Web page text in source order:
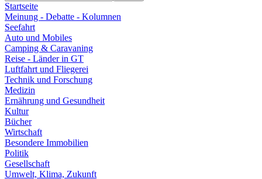
Startseite
Meinung - Debatte - Kolumnen
Seefahrt
Auto und Mobiles
Camping & Caravaning
Reise - Länder in GT
Luftfahrt und Fliegerei
Technik und Forschung
Medizin
Ernährung und Gesundheit
Kultur
Bücher
Wirtschaft
Besondere Immobilien
Politik
Gesellschaft
Umwelt, Klima, Zukunft